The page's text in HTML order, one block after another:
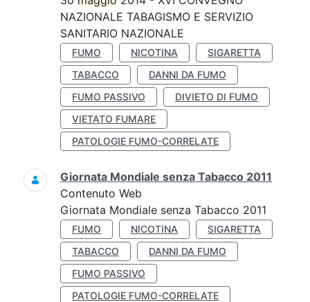
NAZIONALE TABAGISMO E SERVIZIO
SANITARIO NAZIONALE
FUMO NICOTINA
SIGARETTA
TABACCO
DANNI DA FUMO
FUMO PASSIVO
DIVIETO DI FUMO
VIETATO FUMARE
PATOLOGIE FUMO-CORRELATE
Giornata Mondiale senza Tabacco 2011
Contenuto Web
Giornata Mondiale senza Tabacco 2011
FUMO NICOTINA
SIGARETTA
TABACCO
DANNI DA FUMO
FUMO PASSIVO
PATOLOGIE FUMO-CORRELATE